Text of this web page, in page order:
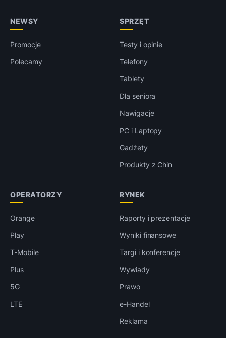
NEWSY
Promocje
Polecamy
SPRZĘT
Testy i opinie
Telefony
Tablety
Dla seniora
Nawigacje
PC i Laptopy
Gadżety
Produkty z Chin
OPERATORZY
Orange
Play
T-Mobile
Plus
5G
LTE
RYNEK
Raporty i prezentacje
Wyniki finansowe
Targi i konferencje
Wywiady
Prawo
e-Handel
Reklama